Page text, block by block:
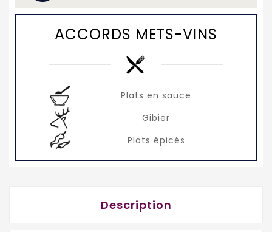
ACCORDS METS-VINS
Plats en sauce
Gibier
Plats épicés
Description